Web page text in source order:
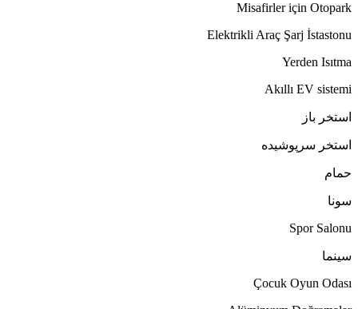
Misafirler için Otopark
Elektrikli Araç Şarj İstastonu
Yerden Isıtma
Akıllı EV sistemi
استخر باز
استخر سرپوشیده
حمام
سونا
Spor Salonu
سینما
Çocuk Oyun Odası